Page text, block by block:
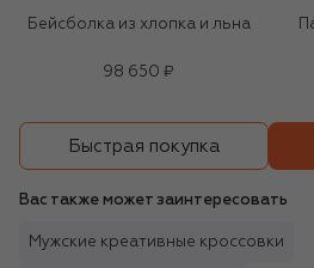
Бейсболка из хлопка и льна
98 650 ₽
Быстрая покупка
Вас также может заинтересовать
Мужские креативные кроссовки